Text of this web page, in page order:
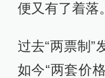
便又有了着落。
过去“两票制”
如今“两套价